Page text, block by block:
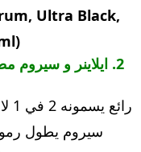
Ultra Black,
2. ايلاينر و
سيروم يطول